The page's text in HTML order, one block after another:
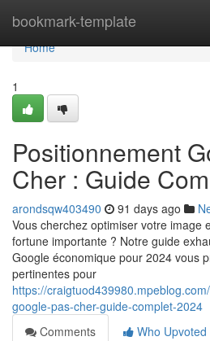
bookmark-template
Home
Home
1
Positionnement
Cher : Guide
arondsqw403490 91 days ago
Vous cherchez optimiser votre image
fortune importante ? Notre guide
Google économique pour 2024 vous
pertinentes pour
https://
google-pas-cher-guide-complet-2024
Comments
Who Upvoted